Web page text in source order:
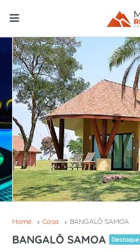
Home Casa BANGALÔ SAMOA
BANGALÔ SAMOA Destaque